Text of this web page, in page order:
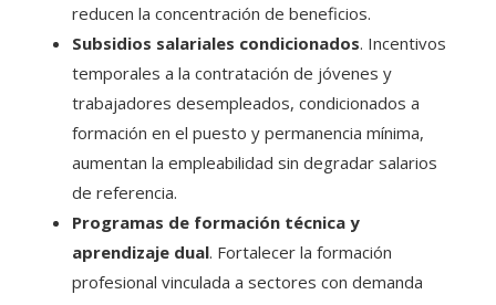
reducen la concentración de beneficios.
Subsidios salariales condicionados. Incentivos
temporales a la contratación de jóvenes y
trabajadores desempleados, condicionados a
formación en el puesto y permanencia mínima,
aumentan la empleabilidad sin degradar salarios
de referencia.
Programas de formación técnica y
aprendizaje dual. Fortalecer la formación
profesional vinculada a sectores con demanda